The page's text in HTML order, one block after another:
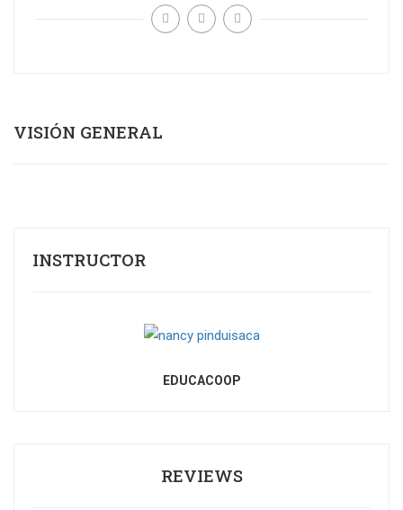
VISIÓN GENERAL
INSTRUCTOR
EDUCACOOP
REVIEWS